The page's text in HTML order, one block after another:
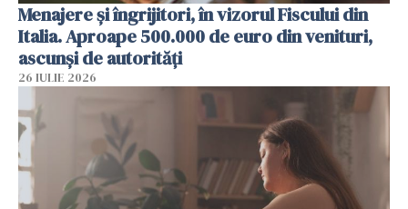
Menajere și îngrijitori, în vizorul Fiscului din
Italia. Aproape 500.000 de euro din venituri,
ascunși de autorități
26 IULIE 2026